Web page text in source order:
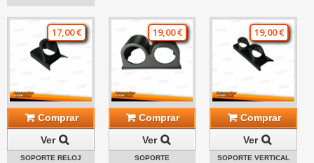
17,00 €
Comprar
Ver
SOPORTE RELOJ
19,00 €
Comprar
Ver
SOPORTE
19,00 €
Comprar
Ver
SOPORTE VERTICAL